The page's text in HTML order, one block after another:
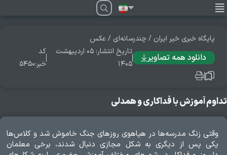
فارسی
پایگاه خبری خیر ایران /چندرسانه‌ای /عکس
دانلود همه تصاویر
تاریخ انتشار: ۰۵ ارديبهشت
۱۴۰۵
کد
خبر:۵۴۵۰
تداوم آموزش با فداکاری و همدلی
وقتی زنگ مدرسه‌ها در هیاهوی روزهای جنگ خاموش شد و کلاس‌ها
یکی پس از دیگری به شکل مجازی دنبال شدند، برخی معلمان